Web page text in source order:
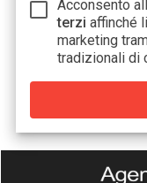
Acconsento
terzi affinché
marketing
tradizionali di